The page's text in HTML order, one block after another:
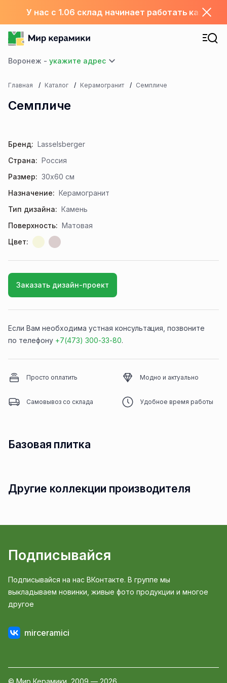
У нас с 1.06 склад начинает работать каждый
Воронеж -
Главная Каталог Керамогранит Семпличе
Семпличе
Бренд: Lasselsberger
Страна: Россия
Размер: 30x60 см
Назначение: Керамогранит
Тип дизайна: Камень
Поверхность: Матовая
Цвет:
Заказать дизайн-проект
Если Вам необходима устная консультация, позвоните
по телефону +7(473) 300-33-80.
Просто оплатить Модно и актуально
Самовывоз со склада Удобное время работы
Базовая плитка
Другие коллекции производителя
Подписывайся
Подписывайся на нас ВКонтакте. В группе мы
выкладываем новинки, живые фото продукции и многое
другое
mirceramici
© Мир Керамики, 2009 — 2026